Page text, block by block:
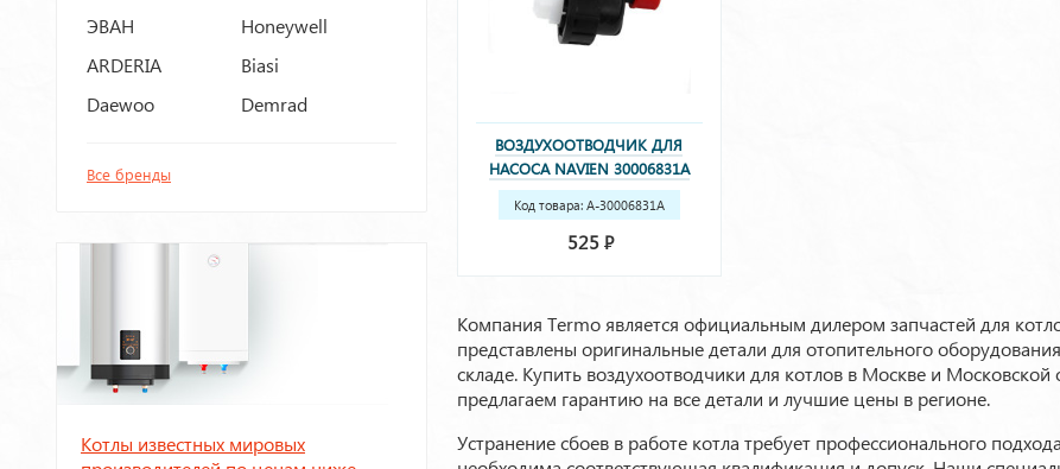
ВОЗДУХООТВОДЧИК ДЛЯ
НАСОСА NAVIEN 30006831A
(30006831A, NH4610Е137)
Код товара: A-30006831A
525 Р
Компания Termo является официальным дилером запчастей для
представлены оригинальные детали для отопительного
складе. Купить воздухоотводчики для котлов в Москве и
предлагаем гарантию на все детали и лучшие цены в регионе.
Устранение сбоев в работе котла требует профессионального
ЭВАН
Honeywell
ARDERIA
Biasi
Daewoo
Demrad
Все бренды
Котлы известных мировых